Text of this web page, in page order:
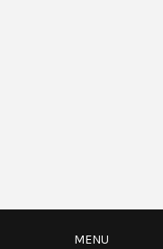
MENU